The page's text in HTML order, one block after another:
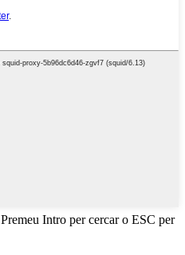
Premeu Intro per cercar o ESC per